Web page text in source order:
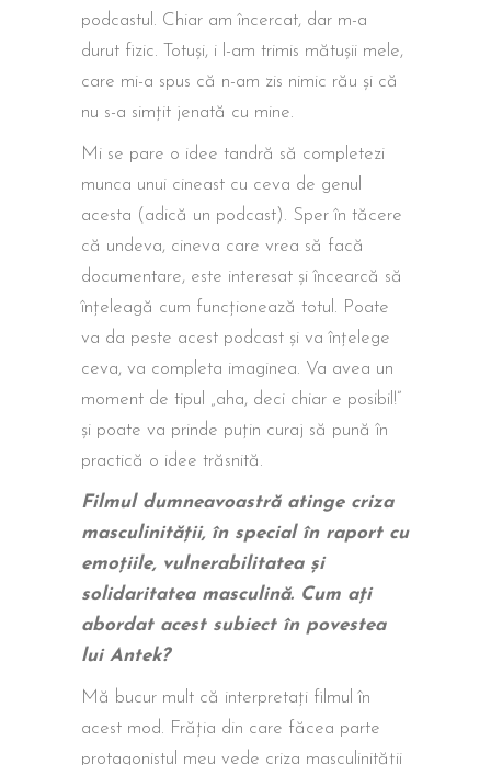
podcastul. Chiar am încercat, dar m-a
durut fizic. Totuși, i l-am trimis mătușii mele,
care mi-a spus că n-am zis nimic rău și că
nu s-a simțit jenată cu mine.
Mi se pare o idee tandră să completezi
munca unui cineast cu ceva de genul
acesta (adică un podcast). Sper în tăcere
că undeva, cineva care vrea să facă
documentare, este interesat și încearcă să
înțeleagă cum funcționează totul. Poate
va da peste acest podcast și va înțelege
ceva, va completa imaginea. Va avea un
moment de tipul „aha, deci chiar e posibil!”
și poate va prinde puțin curaj să pună în
practică o idee trăsnită.
Filmul dumneavoastră atinge criza
masculinității, în special în raport cu
emoțiile, vulnerabilitatea și
solidaritatea masculină. Cum ați
abordat acest subiect în povestea
lui Antek?
Mă bucur mult că interpretați filmul în
acest mod. Frăția din care făcea parte
protagonistul meu vede criza masculinității